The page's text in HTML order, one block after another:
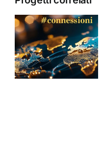
Donne,
mediazioni
culturali e
politiche
nella tarda